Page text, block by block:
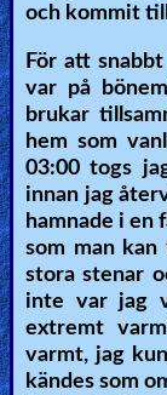
och kommit
För att
var på
brukar
hem som
03:00 togs
innan jag
hamnade i en
som man kan
stora stenar
inte var jag
extremt
varmt, jag
kändes som